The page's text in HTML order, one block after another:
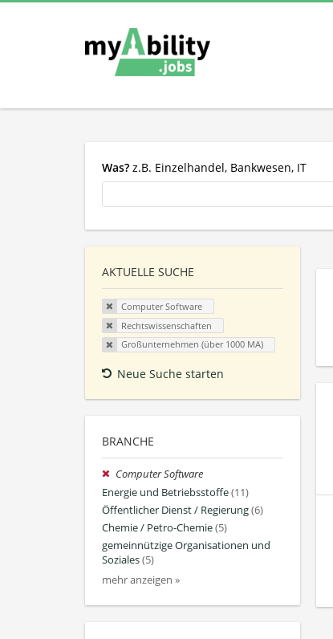
Was? z.B. Einzelhandel, Bankwesen, IT
AKTUELLE SUCHE
Computer Software
Rechtswissenschaften
Großunternehmen (über 1000 MA)
Neue Suche starten
BRANCHE
Computer Software
Energie und Betriebsstoffe(11)
Öffentlicher Dienst / Regierung(6)
Chemie / Petro-Chemie(5)
gemeinnützige Organisationen und
Soziales(5)
mehr anzeigen »